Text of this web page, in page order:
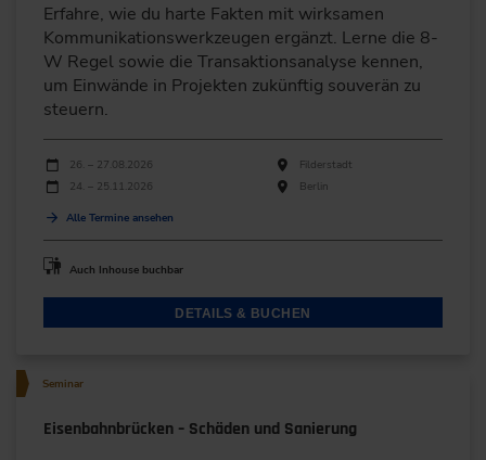
Erfahre, wie du harte Fakten mit wirksamen
Kommunikationswerkzeugen ergänzt. Lerne die 8-
W Regel sowie die Transaktionsanalyse kennen,
um Einwände in Projekten zukünftig souverän zu
steuern.
Durchführungen
Veranstaltungsdatum
26. – 27.08.2026
Filderstadt
24. – 25.11.2026
Berlin
Alle Termine ansehen
Auch Inhouse buchbar
DETAILS & BUCHEN
Seminar
Eisenbahnbrücken – Schäden und Sanierung